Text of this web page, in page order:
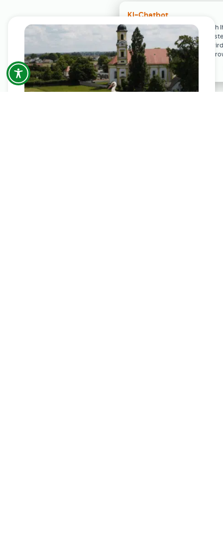
KI-Chatbot
Der KI-Chatbot steht erst nach
Einwilligung in den Cookie-
Verfügung. Der Chat-Verlauf
ausschließlich lokal in Ihrem
gespeichert.